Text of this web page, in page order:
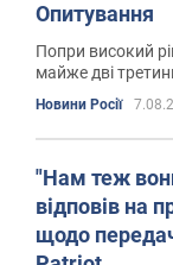
Опитування
Попри високий
майже дві
мирних
Новини Росії
"Нам теж
відповів на
щодо